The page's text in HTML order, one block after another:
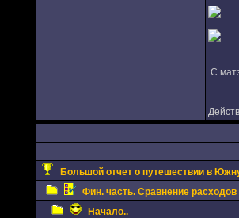
С
Большой отчет о путешествии в
Фин. часть. Сравнение
Начало..